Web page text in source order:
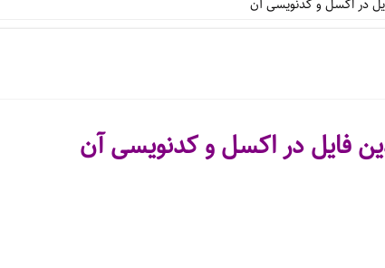
فایل در اکسل و کدنویسی آن